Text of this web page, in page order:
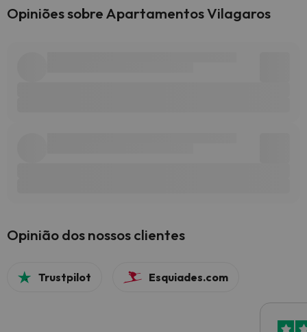
Opiniões sobre Apartamentos Vilagaros
Opinião dos nossos clientes
Trustpilot Esquiades.com